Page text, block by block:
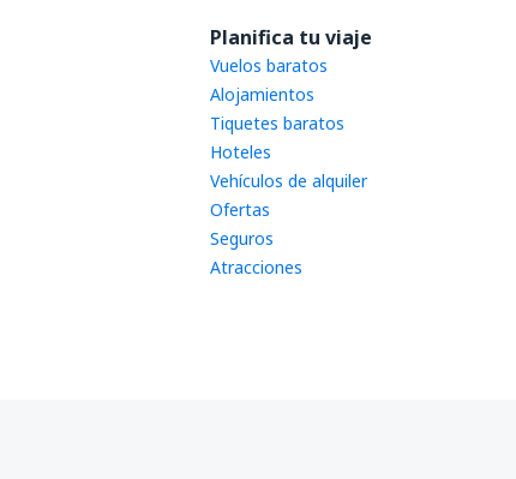
Planifica tu viaje
Vuelos baratos
Alojamientos
Tiquetes baratos
Hoteles
Vehículos de alquiler
Ofertas
Seguros
Atracciones